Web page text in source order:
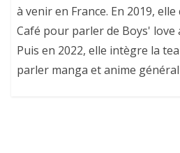
à venir en France. En 2019,
Café pour parler de Boys'
Puis en 2022, elle intègre la
parler manga et anime